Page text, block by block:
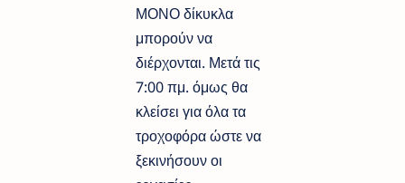
ΜΟΝΟ δίκυκλα
μπορούν να
διέρχονται. Μετά τις
7:00 πμ. όμως θα
κλείσει για όλα τα
τροχοφόρα ώστε να
ξεκινήσουν οι